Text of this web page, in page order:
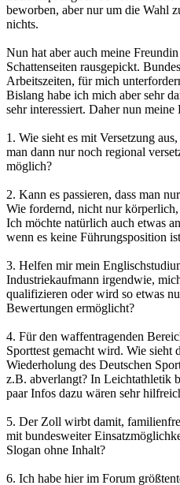
beworben, aber nur um die Wahl
nichts.
Nun hat aber auch meine
Schattenseiten rausgepickt.
Arbeitszeiten, für mich
Bislang habe ich mich aber sehr
sehr interessiert. Daher nun meine
1. Wie sieht es mit Versetzung
man dann nur noch regional
möglich?
2. Kann es passieren, dass man
Wie fordernd, nicht nur
Ich möchte natürlich auch etwas
wenn es keine Führungsposition
3. Helfen mir mein
Industriekaufmann irgendwie,
qualifizieren oder wird so etwas
Bewertungen ermöglicht?
4. Für den waffentragenden
Sporttest gemacht wird. Wie sieht
Wiederholung des Deutschen
z.B. abverlangt? In Leichtathletik
paar Infos dazu wären sehr
5. Der Zoll wirbt damit,
mit bundesweiter
Slogan ohne Inhalt?
6. Ich habe hier im Forum